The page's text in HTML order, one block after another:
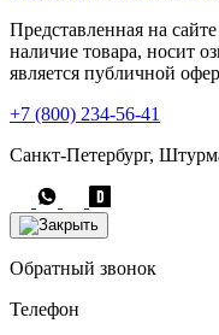
Представленная на
наличие товара, носит
является публичной
+7 (800) 234-56-41
Санкт-Петербург,
Обратный звонок
Телефон